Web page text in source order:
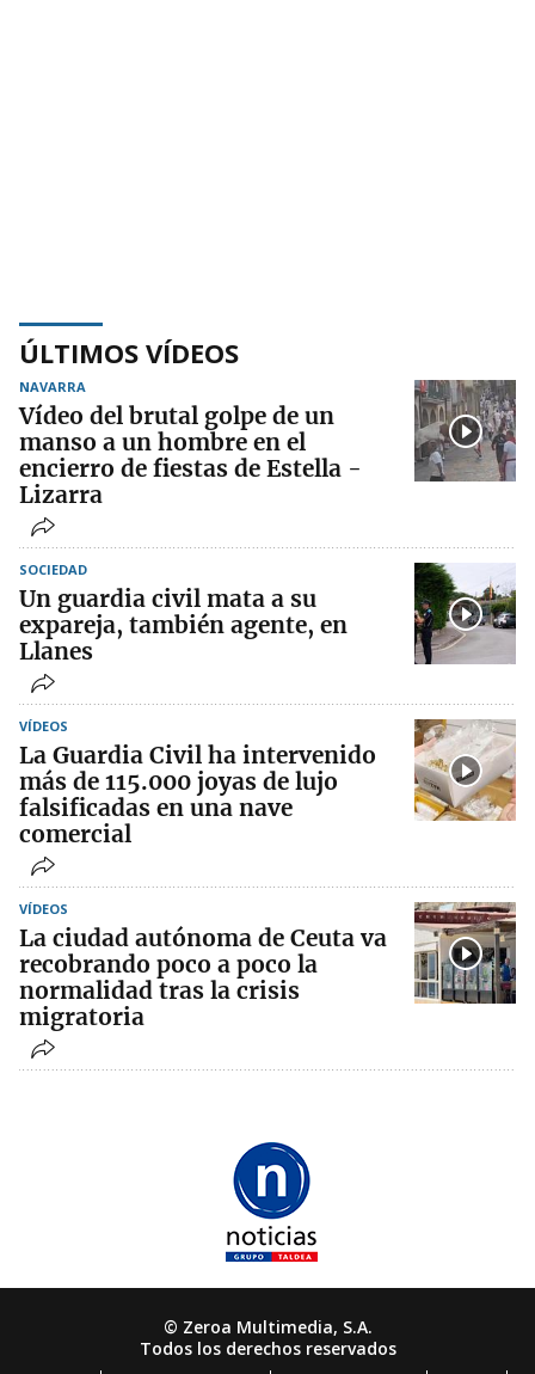
ÚLTIMOS VÍDEOS
NAVARRA
Vídeo del brutal golpe de un
manso a un hombre en el
encierro de fiestas de Estella -
Lizarra
SOCIEDAD
Un guardia civil mata a su
expareja, también agente, en
Llanes
VÍDEOS
La Guardia Civil ha intervenido
más de 115.000 joyas de lujo
falsificadas en una nave
comercial
VÍDEOS
La ciudad autónoma de Ceuta va
recobrando poco a poco la
normalidad tras la crisis
migratoria
© Zeroa Multimedia, S.A.
Todos los derechos reservados